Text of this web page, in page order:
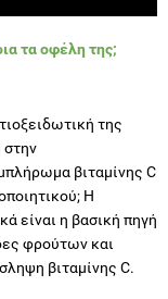
τα οφέλη της;
της
στην
βιταμίνης C
Η
είναι η βασική πηγή
φρούτων και
βιταμίνης C.